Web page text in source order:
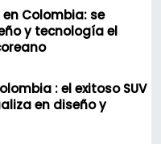
en Colombia: se
y tecnología el
: el exitoso SUV
en diseño y